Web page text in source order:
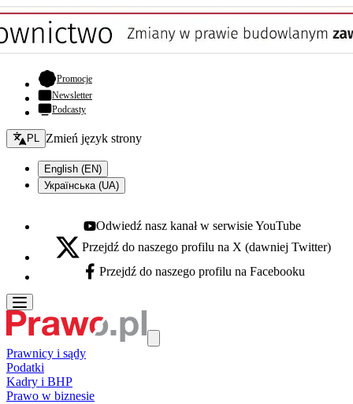
Promocje- otwiera się w nowej karcie
Newsletter
Podcasty
Zmień język - bieżący:
PL Zmień język strony
English (EN)
Українська (UA)
Youtube - otwiera się w nowej karcie
Odwiedź nasz kanał w serwisie YouTube
X - otwiera się w nowej karcie
Przejdź do naszego profilu na X (dawniej Twitter)
Facebook - otwiera się w nowej karcie
Przejdź do naszego profilu na Facebooku
Prawnicy i sądy
Podatki
Kadry i BHP
Prawo w biznesie